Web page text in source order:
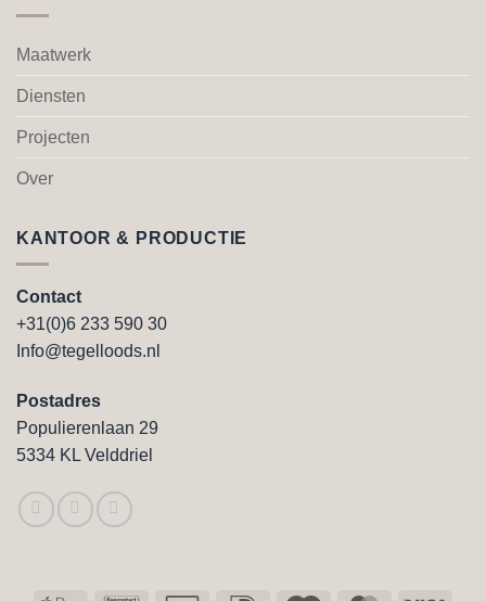
Maatwerk
Diensten
Projecten
Over
KANTOOR & PRODUCTIE
Contact
+31(0)6 233 590 30
Info@tegelloods.nl
Postadres
Populierenlaan 29
5334 KL Velddriel